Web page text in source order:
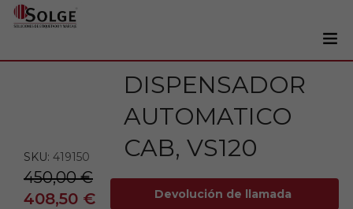
Tintas
0
DISPENSADOR
AUTOMATICO
CAB, VS120
SKU: 419150
450,00€
408,50 € Devolución de llamada